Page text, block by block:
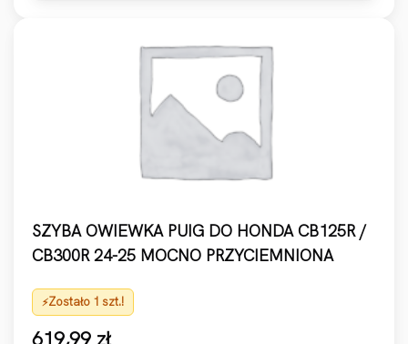
SZYBA OWIEWKA PUIG DO HONDA CB125R /
CB300R 24-25 MOCNO PRZYCIEMNIONA
Zostało 1 szt.!